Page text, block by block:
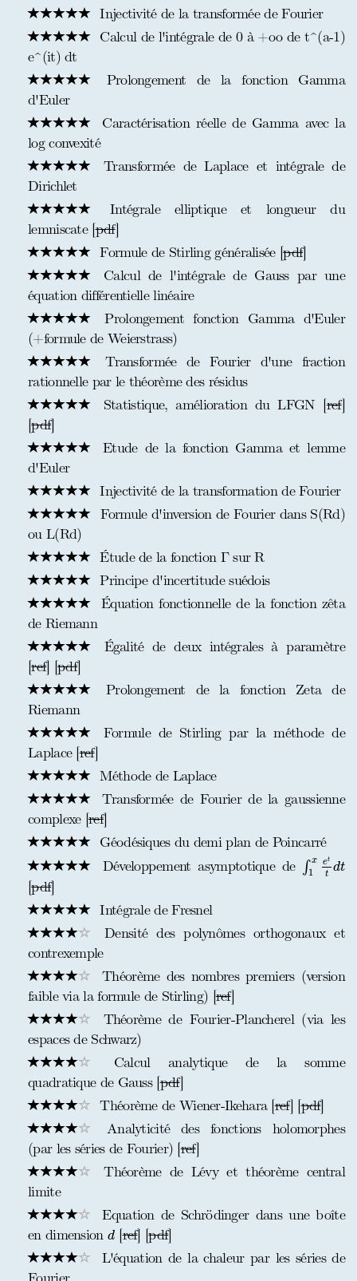
Injectivité de la transformée de Fourier
Calcul de l'intégrale de 0 à +oo de t^(a-1)
e^(it) dt
Prolongement de la fonction Gamma
d'Euler
Caractérisation réelle de Gamma avec la
log convexité
Transformée de Laplace et intégrale de
Dirichlet
Intégrale elliptique et longueur du
lemniscate [pdf]
Formule de Stirling généralisée [pdf]
Calcul de l'intégrale de Gauss par une
équation différentielle linéaire
Prolongement fonction Gamma d'Euler
(+formule de Weierstrass)
Transformée de Fourier d'une fraction
rationnelle par le théorème des résidus
Statistique, amélioration du LFGN [ref]
[pdf]
Etude de la fonction Gamma et lemme
d'Euler
Injectivité de la transformation de Fourier
Formule d'inversion de Fourier dans S(Rd)
ou L(Rd)
Étude de la fonction Γ sur R
Principe d'incertitude suédois
Équation fonctionnelle de la fonction zêta
de Riemann
Égalité de deux intégrales à paramètre
[ref] [pdf]
Prolongement de la fonction Zeta de
Riemann
Formule de Stirling par la méthode de
Laplace [ref]
Méthode de Laplace
Transformée de Fourier de la gaussienne
complexe [ref]
Géodésiques du demi plan de Poincarré
Développement asymptotique de ∫ x
1
et
t dt
1x et
[pdf]
Intégrale de Fresnel
Densité des polynômes orthogonaux et
contrexemple
Théorème des nombres premiers (version
faible via la formule de Stirling) [ref]
Théorème de Fourier-Plancherel (via les
espaces de Schwarz)
Calcul analytique de la somme
quadratique de Gauss [pdf]
Théorème de Wiener-Ikehara [ref] [pdf]
Analyticité des fonctions holomorphes
(par les séries de Fourier) [ref]
Théorème de Lévy et théorème central
limite
Equation de Schrödinger dans une boîte
en dimension d
d[ref] [pdf]
L'équation de la chaleur par les séries de